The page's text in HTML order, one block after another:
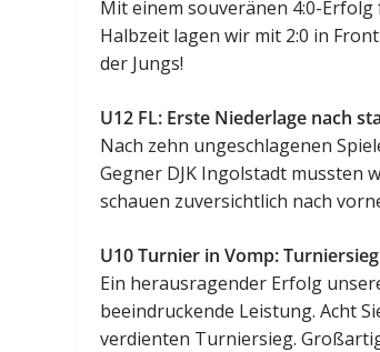
Mit einem souveränen 4:0-
Halbzeit lagen wir mit 2:0 in
der Jungs!
U12 FL: Erste Niederlage nach
Nach zehn ungeschlagenen
Gegner DJK Ingolstadt mussten
schauen zuversichtlich nach
U10 Turnier in Vomp:
Ein herausragender Erfolg
beeindruckende Leistung. Acht
verdienten Turniersieg.